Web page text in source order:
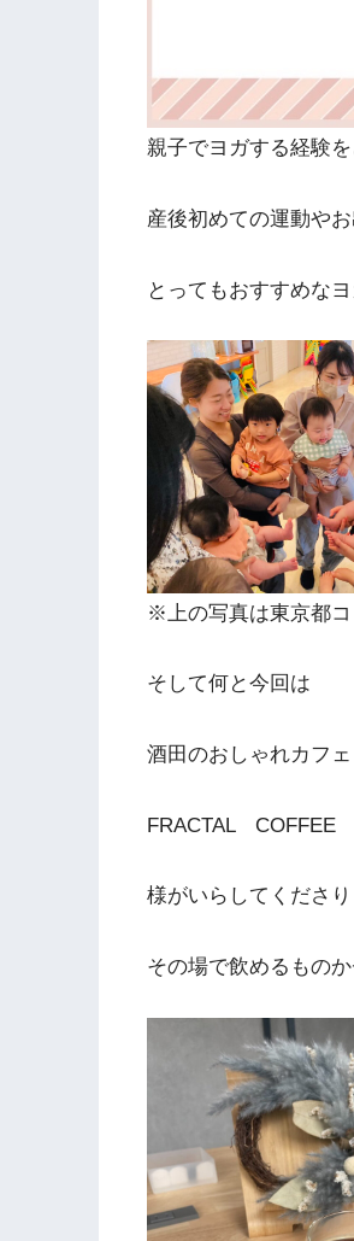
親子でヨガする経験
産後初めての運動や
とってもおすすめな
※上の写真は東京都
そして何と今回は
酒田のおしゃれカフェ
FRACTAL COFFEE
様がいらしてくださ
その場で飲めるもの